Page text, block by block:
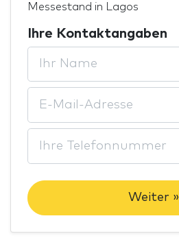
Messestand in Lagos
Ihre Kontaktangaben
Weiter »